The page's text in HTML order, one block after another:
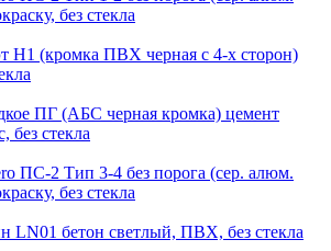
без стекла
H1 (кромка ПВХ черная с 4-х сторон)
ПГ (АБС черная кромка) цемент
без стекла
ПС-2 Тип 3-4 без порога (сер. алюм.
без стекла
LN01 бетон светлый, ПВХ, без стекла